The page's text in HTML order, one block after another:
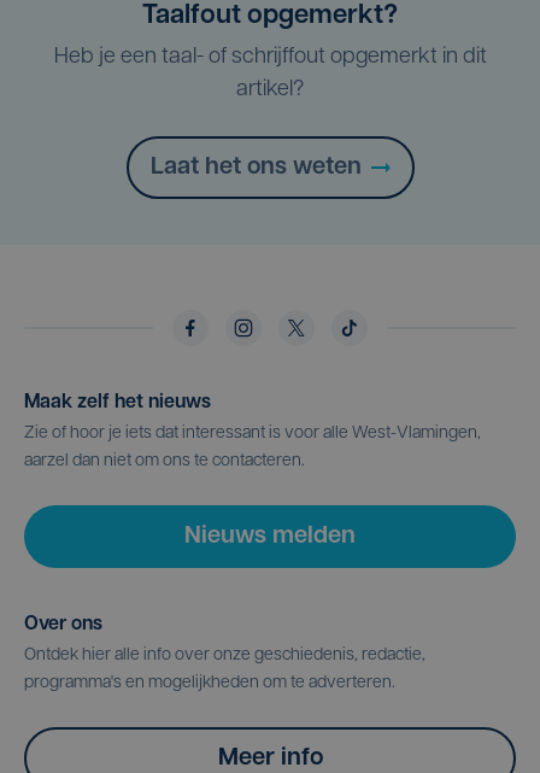
Taalfout opgemerkt?
Heb je een taal- of schrijffout opgemerkt in dit
artikel?
Laat het ons weten
Maak zelf het nieuws
Zie of hoor je iets dat interessant is voor alle West-Vlamingen,
aarzel dan niet om ons te contacteren.
Nieuws melden
Over ons
Ontdek hier alle info over onze geschiedenis, redactie,
programma's en mogelijkheden om te adverteren.
Meer info